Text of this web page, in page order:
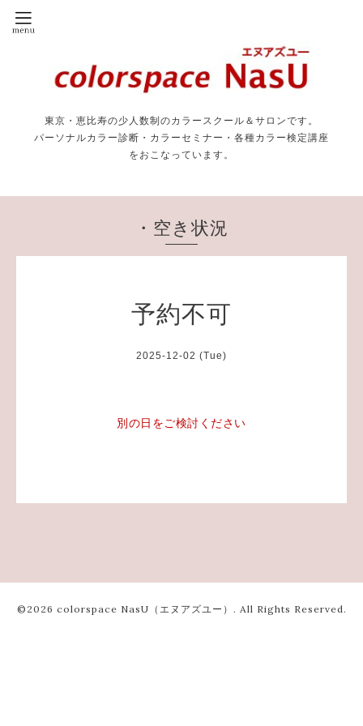
東京・恵比寿の少人数制のカラースクール＆サロンです。
パーソナルカラー診断・カラーセミナー・各種カラー検定講座
をおこなっています。
・空き状況
予約不可
2025-12-02 (Tue)
別の日をご検討ください
©2026 colorspace NasU（エヌアズユー） . All Rights Reserved.